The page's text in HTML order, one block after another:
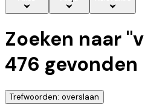
Zoeken naar "
476 gevonden
Trefwoorden: overslaan